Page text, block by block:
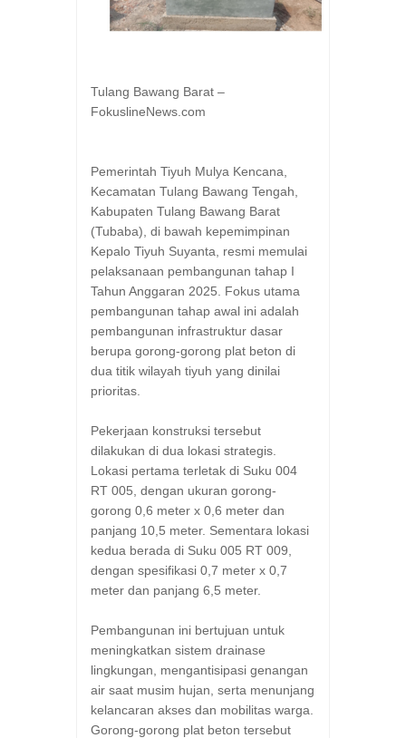
Tulang Bawang Barat –
FokuslineNews.com
Pemerintah Tiyuh Mulya Kencana,
Kecamatan Tulang Bawang Tengah,
Kabupaten Tulang Bawang Barat
(Tubaba), di bawah kepemimpinan
Kepalo Tiyuh Suyanta, resmi memulai
pelaksanaan pembangunan tahap I
Tahun Anggaran 2025. Fokus utama
pembangunan tahap awal ini adalah
pembangunan infrastruktur dasar
berupa gorong-gorong plat beton di
dua titik wilayah tiyuh yang dinilai
prioritas.
Pekerjaan konstruksi tersebut
dilakukan di dua lokasi strategis.
Lokasi pertama terletak di Suku 004
RT 005, dengan ukuran gorong-
gorong 0,6 meter x 0,6 meter dan
panjang 10,5 meter. Sementara lokasi
kedua berada di Suku 005 RT 009,
dengan spesifikasi 0,7 meter x 0,7
meter dan panjang 6,5 meter.
Pembangunan ini bertujuan untuk
meningkatkan sistem drainase
lingkungan, mengantisipasi genangan
air saat musim hujan, serta menunjang
kelancaran akses dan mobilitas warga.
Gorong-gorong plat beton tersebut